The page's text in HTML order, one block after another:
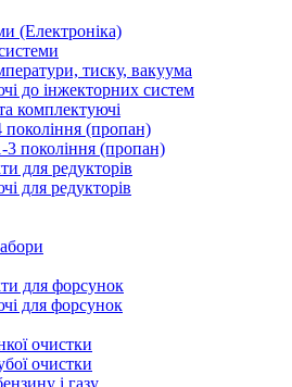
(Електроніка)
тиску, вакуума
до інжекторних систем
комплектуючі
покоління (пропан)
3 покоління (пропан)
для редукторів
для редукторів
для форсунок
для форсунок
очистки
очистки
і газу